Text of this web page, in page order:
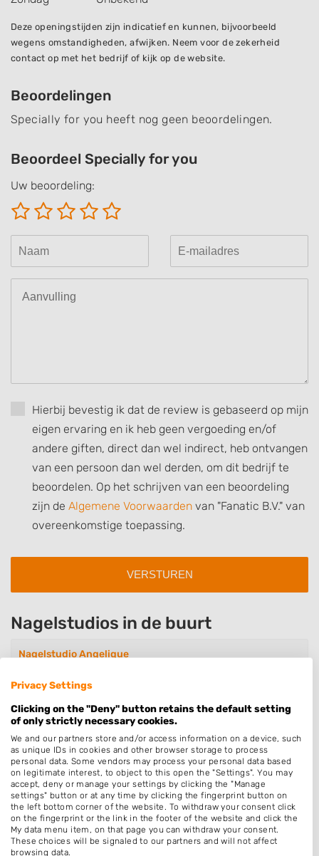
Deze openingstijden zijn indicatief en kunnen, bijvoorbeeld
wegens omstandigheden, afwijken. Neem voor de zekerheid
contact op met het bedrijf of kijk op de website.
Beoordelingen
Specially for you heeft nog geen beoordelingen.
Beoordeel Specially for you
Uw beoordeling:
Hierbij bevestig ik dat de review is gebaseerd op mijn
eigen ervaring en ik heb geen vergoeding en/of
andere giften, direct dan wel indirect, heb ontvangen
van een persoon dan wel derden, om dit bedrijf te
beoordelen. Op het schrijven van een beoordeling
zijn de Algemene Voorwaarden van "Fanatic B.V." van
overeenkomstige toepassing.
Nagelstudios in de buurt
Nagelstudio Angelique
7609GL Almelo
Nails for You
De Zwaan 4
7609NA Almelo
Op 0,81 km afstand
Nails By Vi
Privacy Settings
Clicking on the "Deny" button retains the default setting
of only strictly necessary cookies.
We and our partners store and/or access information on a device, such
as unique IDs in cookies and other browser storage to process
personal data. Some vendors may process your personal data based
on legitimate interest, to object to this open the "Settings". You may
accept, deny or manage your settings by clicking the "Manage
settings" button or at any time by clicking the fingerprint button on
the left bottom corner of the website. To withdraw your consent click
on the fingerprint or the link in the footer of the website and click the
My data menu item, on that page you can withdraw your consent.
These choices will be signaled to our partners and will not affect
browsing data.